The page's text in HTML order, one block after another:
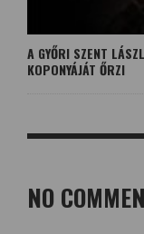
A GYŐRI SZENT
KOPONYÁJÁT ŐRZI
NO